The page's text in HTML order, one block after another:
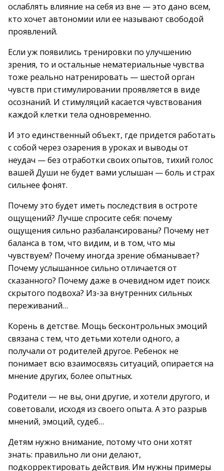
ослаблять влияние на себя из вне — это дано всем,
кто хочет автономии или ее называют свободой
проявлений.
Если уж появились тренировки по улучшению
зрения, то и остальные нематериальные чувства
тоже реально натренировать — шестой орган
чувств при стимулировании проявляется в виде
осознаний. И стимуляций касается чувствования
каждой клетки тела одновременно.
И это единственный объект, где придется работать
с собой через озарения в уроках и выводы от
неудач — без отработки своих опытов, тихий голос
вашей Души не будет вами услышан — боль и страх
сильнее фонят.
Почему это будет иметь последствия в остроте
ощущений? Лучше спросите себя: почему
ощущения сильно разбалансированы? Почему нет
баланса в том, что видим, и в том, что мы
чувствуем? Почему иногда зрение обманывает?
Почему услышанное сильно отличается от
сказанного? Почему даже в очевидном идет поиск
скрытого подвоха? Из-за внутренних сильных
переживаний…
Корень в детстве. Мощь бесконтрольных эмоций
связана с тем, что детьми хотели одного, а
получали от родителей другое. Ребенок не
понимает всю взаимосвязь ситуаций, опирается на
мнение других, более опытных.
Родители — не вы, они другие, и хотели другого, и
советовали, исходя из своего опыта. А это разрыв
мнений, эмоций, судеб…
Детям нужно внимание, потому что они хотят
знать: правильно ли они делают,
подкорректировать действия. Им нужны примеры